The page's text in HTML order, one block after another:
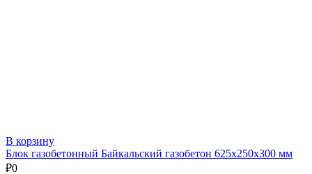
В корзину
Блок газобетонный Байкальский газобетон 625х250х300 мм
₽0